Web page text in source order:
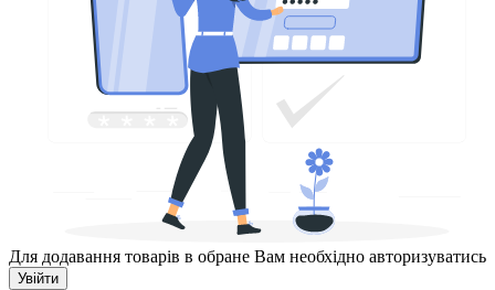
Для додавання товарів в обране Вам необхідно авторизуватись
Увійти